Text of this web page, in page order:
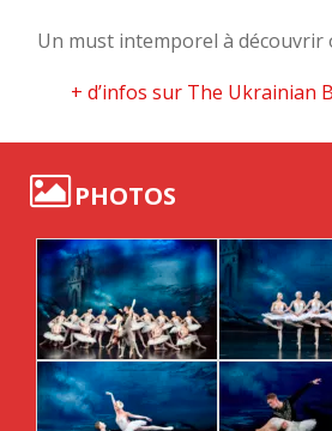
Un must intemporel à découvrir
+ d’infos sur The Ukrainian
PHOTOS